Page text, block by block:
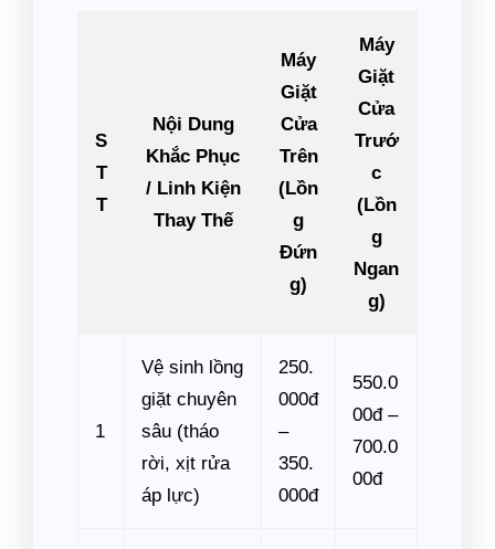
S
T
T
Nội Dung
Khắc Phục
/ Linh Kiện
Thay Thế
Máy
Giặt
Cửa
Trên
(Lồn
g
Đứn
g)
Máy
Giặt
Cửa
Trướ
c
(Lồn
g
Ngan
g)
1
Vệ sinh lồng
giặt chuyên
sâu (tháo
rời, xịt rửa
áp lực)
250.
000đ
–
350.
000đ
550.0
00đ –
700.0
00đ